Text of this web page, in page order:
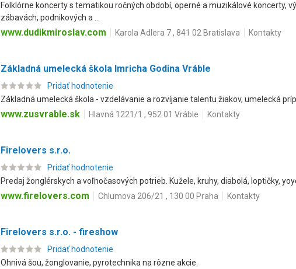
Folklórne koncerty s tematikou ročných období, operné a muzikálové koncerty,
zábavách, podnikových a ...
www.dudikmiroslav.com Karola Adlera 7 , 841 02 Bratislava Kontakty
Základná umelecká škola Imricha Godina Vráble
Pridať hodnotenie
Základná umelecká škola - vzdelávanie a rozvíjanie talentu žiakov, umelecká
www.zusvrable.sk Hlavná 1221/1 , 952 01 Vráble Kontakty
Firelovers s.r.o.
Pridať hodnotenie
Predaj žonglérskych a voľnočasových potrieb. Kužele, kruhy, diabolá, loptičky,
www.firelovers.com Chlumova 206/21 , 130 00 Praha Kontakty
Firelovers s.r.o. - fireshow
Pridať hodnotenie
Ohnivá šou, žonglovanie, pyrotechnika na rôzne akcie.